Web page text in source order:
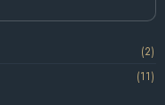
(2)
(11)